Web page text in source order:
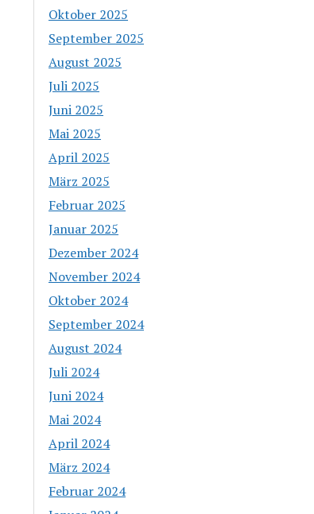
Oktober 2025
September 2025
August 2025
Juli 2025
Juni 2025
Mai 2025
April 2025
März 2025
Februar 2025
Januar 2025
Dezember 2024
November 2024
Oktober 2024
September 2024
August 2024
Juli 2024
Juni 2024
Mai 2024
April 2024
März 2024
Februar 2024